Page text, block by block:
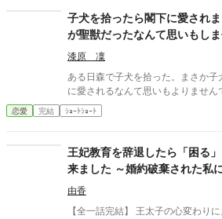
しではいられなくなった。 「……お
りない”」 でもその力には、代償がある。 使いすぎれば
は、食べた側か――それとも、作る
じられた“禁忌の料理”。 国家すら崩壊させるその力を巡り、私は
選ばなければならない。 これは、“
分の限界と向き合う物語。 ※本作品は、人工知能の生成する文章
の力をお借りしつつも、最終的な仕
手により丁寧な加筆・修正を施した
子犬を拾ったら閣下に愛され
が聖獣だったなんて思いもし
漆原 凜
ある日森で子犬を拾った。まさか
に愛されるなんて思いもよりません
恋愛 完結 ｼｮｰﾄｼｮｰﾄ
王妃教育を辞退したら「困る
来ました ～婚約破棄された私
下が求婚してきます〜
由香
【全一話完結】 王太子の心変わりによって婚約を破棄された侯爵